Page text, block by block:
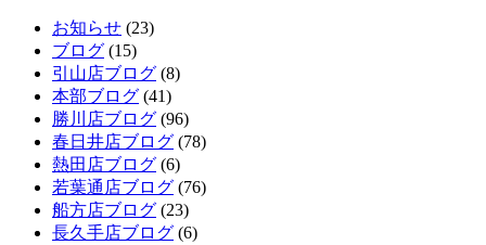
お知らせ (23)
ブログ (15)
引山店ブログ (8)
本部ブログ (41)
勝川店ブログ (96)
春日井店ブログ (78)
熱田店ブログ (6)
若葉通店ブログ (76)
船方店ブログ (23)
長久手店ブログ (6)